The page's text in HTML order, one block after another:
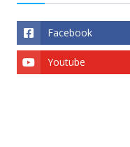
Facebook
Youtube